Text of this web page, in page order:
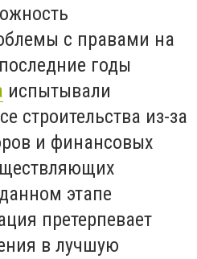
с правами на
годы
испытывали
строительства из-за
и финансовых
этапе
претерпевает
в лучшую